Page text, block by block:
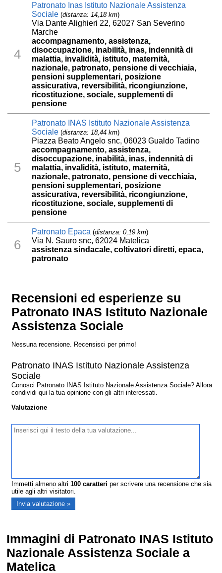
4
Patronato Inas Istituto Nazionale Assistenza
Sociale (distanza: 14,18 km)
Via Dante Alighieri 22, 62027 San Severino
Marche
accompagnamento, assistenza,
disoccupazione, inabilità, inas, indennità di
malattia, invalidità, istituto, maternità,
nazionale, patronato, pensione di vecchiaia,
pensioni supplementari, posizione
assicurativa, reversibilità, ricongiunzione,
ricostituzione, sociale, supplementi di
pensione
5
Patronato INAS Istituto Nazionale Assistenza
Sociale (distanza: 18,44 km)
Piazza Beato Angelo snc, 06023 Gualdo Tadino
accompagnamento, assistenza,
disoccupazione, inabilità, inas, indennità di
malattia, invalidità, istituto, maternità,
nazionale, patronato, pensione di vecchiaia,
pensioni supplementari, posizione
assicurativa, reversibilità, ricongiunzione,
ricostituzione, sociale, supplementi di
pensione
6
Patronato Epaca (distanza: 0,19 km)
Via N. Sauro snc, 62024 Matelica
assistenza sindacale, coltivatori diretti, epaca,
patronato
Recensioni ed esperienze su
Patronato INAS Istituto Nazionale
Assistenza Sociale
Nessuna recensione. Recensisci per primo!
Patronato INAS Istituto Nazionale Assistenza
Sociale
Conosci Patronato INAS Istituto Nazionale Assistenza Sociale? Allora
condividi qui la tua opinione con gli altri interessati.
Valutazione
Immetti almeno altri100 caratteri per scrivere una recensione che sia
utile agli altri visitatori.
Immagini di Patronato INAS Istituto
Nazionale Assistenza Sociale a
Matelica